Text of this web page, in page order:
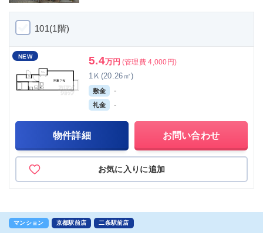
101(1階)
NEW 5.4万円 (管理費 4,000円)
1Ｋ(20.26㎡)
敷金 -
礼金 -
物件詳細 お問い合わせ
お気に入りに追加
マンション 京都駅前店 二条駅前店